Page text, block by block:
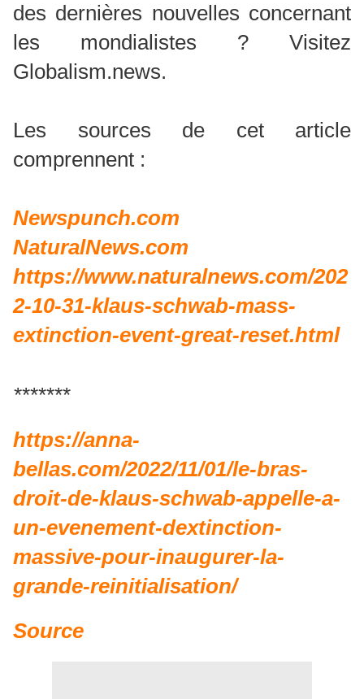
des dernières nouvelles concernant
les mondialistes ? Visitez
Globalism.news.
Les sources de cet article
comprennent :
Newspunch.com
NaturalNews.com
https://www.naturalnews.com/202
2-10-31-klaus-schwab-mass-
extinction-event-great-reset.html
*******
https://anna-
bellas.com/2022/11/01/le-bras-
droit-de-klaus-schwab-appelle-a-
un-evenement-dextinction-
massive-pour-inaugurer-la-
grande-reinitialisation/
Source